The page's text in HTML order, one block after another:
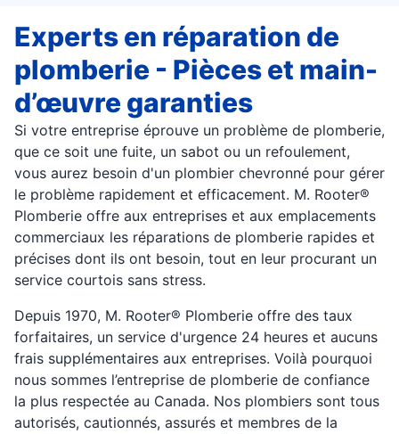
Experts en réparation de
plomberie - Pièces et main-
d’œuvre garanties
Si votre entreprise éprouve un problème de plomberie,
que ce soit une fuite, un sabot ou un refoulement,
vous aurez besoin d'un plombier chevronné pour gérer
le problème rapidement et efficacement. M. Rooter®
Plomberie offre aux entreprises et aux emplacements
commerciaux les réparations de plomberie rapides et
précises dont ils ont besoin, tout en leur procurant un
service courtois sans stress.
Depuis 1970, M. Rooter® Plomberie offre des taux
forfaitaires, un service d'urgence 24 heures et aucuns
frais supplémentaires aux entreprises. Voilà pourquoi
nous sommes l’entreprise de plomberie de confiance
la plus respectée au Canada. Nos plombiers sont tous
autorisés, cautionnés, assurés et membres de la